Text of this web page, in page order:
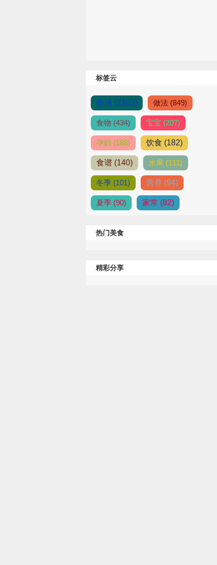
标签云
作法 (2103) 做法 (849)
食物 (434) 宝宝 (207)
孕妇 (188) 饮食 (182)
食谱 (140) 水果 (111)
冬季 (101) 营养 (94)
夏季 (90) 家常 (82)
热门美食
精彩分享